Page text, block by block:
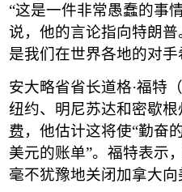
“这是一件非常愚蠢的事情
说，他的言论指向特朗普
是我们在世界各地的对手
安大略省省长道格·福特 （
纽约、明尼苏达和密歇根
费，他估计这将使“勤奋
美元的账单”。福特表示
毫不犹豫地关闭加拿大向